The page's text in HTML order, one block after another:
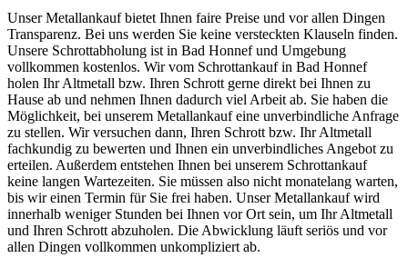
Unser Metallankauf bietet Ihnen faire Preise und vor allen Dingen
Transparenz. Bei uns werden Sie keine versteckten Klauseln finden.
Unsere Schrottabholung ist in Bad Honnef und Umgebung
vollkommen kostenlos. Wir vom Schrottankauf in Bad Honnef
holen Ihr Altmetall bzw. Ihren Schrott gerne direkt bei Ihnen zu
Hause ab und nehmen Ihnen dadurch viel Arbeit ab. Sie haben die
Möglichkeit, bei unserem Metallankauf eine unverbindliche Anfrage
zu stellen. Wir versuchen dann, Ihren Schrott bzw. Ihr Altmetall
fachkundig zu bewerten und Ihnen ein unverbindliches Angebot zu
erteilen. Außerdem entstehen Ihnen bei unserem Schrottankauf
keine langen Wartezeiten. Sie müssen also nicht monatelang warten,
bis wir einen Termin für Sie frei haben. Unser Metallankauf wird
innerhalb weniger Stunden bei Ihnen vor Ort sein, um Ihr Altmetall
und Ihren Schrott abzuholen. Die Abwicklung läuft seriös und vor
allen Dingen vollkommen unkompliziert ab.